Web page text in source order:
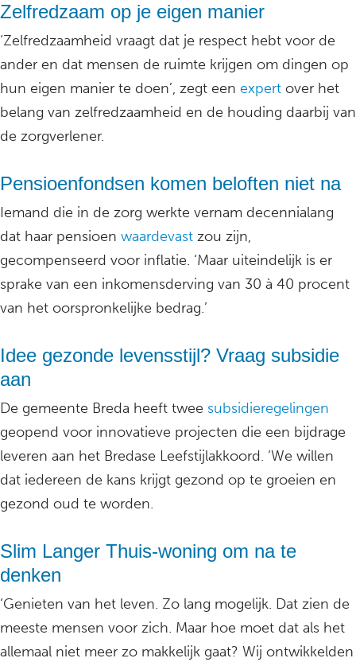
Zelfredzaam op je eigen manier
‘Zelfredzaamheid vraagt dat je respect hebt voor de
ander en dat mensen de ruimte krijgen om dingen op
hun eigen manier te doen’, zegt een expert over het
belang van zelfredzaamheid en de houding daarbij van
de zorgverlener.
Pensioenfondsen komen beloften niet na
Iemand die in de zorg werkte vernam decennialang
dat haar pensioen waardevast zou zijn,
gecompenseerd voor inflatie. ‘Maar uiteindelijk is er
sprake van een inkomensderving van 30 à 40 procent
van het oorspronkelijke bedrag.’
Idee gezonde levensstijl? Vraag subsidie
aan
De gemeente Breda heeft twee subsidieregelingen
geopend voor innovatieve projecten die een bijdrage
leveren aan het Bredase Leefstijlakkoord. ‘We willen
dat iedereen de kans krijgt gezond op te groeien en
gezond oud te worden.
Slim Langer Thuis-woning om na te
denken
‘Genieten van het leven. Zo lang mogelijk. Dat zien de
meeste mensen voor zich. Maar hoe moet dat als het
allemaal niet meer zo makkelijk gaat? Wij ontwikkelden